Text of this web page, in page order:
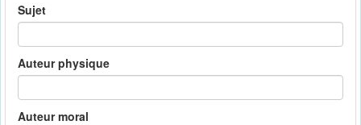
Sujet
Auteur physique
Auteur moral